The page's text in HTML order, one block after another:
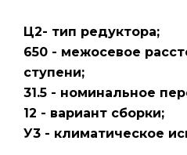
Ц2- тип редуктора;
650 - межосевое
ступени;
31.5 - номинальное
12 - вариант сборки;
У3 - климатическое